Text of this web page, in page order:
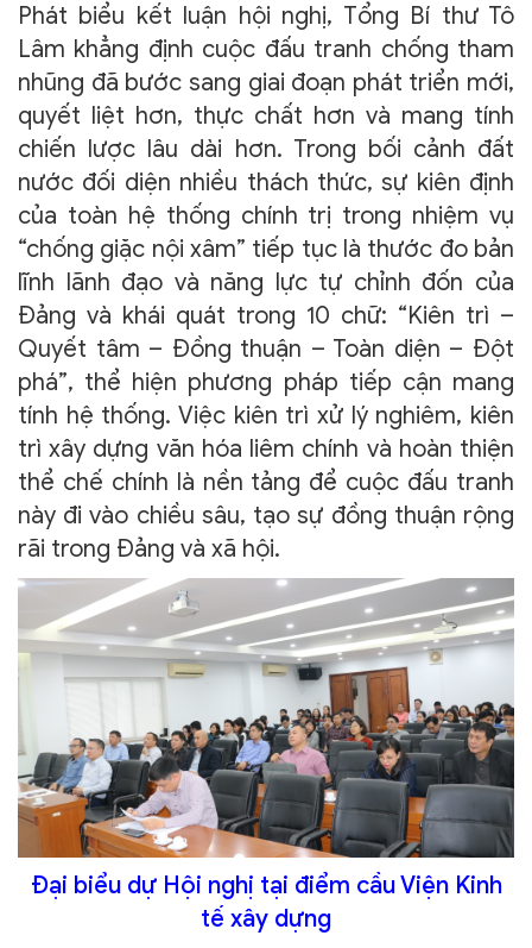
Phát biểu kết luận hội nghị, Tổng Bí thư Tô
Lâm khẳng định cuộc đấu tranh chống tham
nhũng đã bước sang giai đoạn phát triển mới,
quyết liệt hơn, thực chất hơn và mang tính
chiến lược lâu dài hơn. Trong bối cảnh đất
nước đối diện nhiều thách thức, sự kiên định
của toàn hệ thống chính trị trong nhiệm vụ
“chống giặc nội xâm” tiếp tục là thước đo bản
lĩnh lãnh đạo và năng lực tự chỉnh đốn của
Đảng và khái quát trong 10 chữ: “Kiên trì –
Quyết tâm – Đồng thuận – Toàn diện – Đột
phá”, thể hiện phương pháp tiếp cận mang
tính hệ thống. Việc kiên trì xử lý nghiêm, kiên
trì xây dựng văn hóa liêm chính và hoàn thiện
thể chế chính là nền tảng để cuộc đấu tranh
này đi vào chiều sâu, tạo sự đồng thuận rộng
rãi trong Đảng và xã hội.
Đại biểu dự Hội nghị tại điểm cầu Viện Kinh
tế xây dựng